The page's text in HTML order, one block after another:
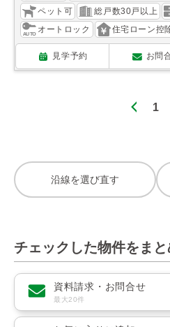
ペット可
総戸数30戸以上
オートロック
住宅ローン控
見学予約 お問
1
沿線を選び直す
チェックした物件をまと
資料請求・お問合せ
最大20件